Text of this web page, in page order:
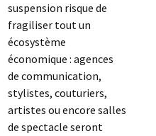
suspension risque de
fragiliser tout un
écosystème
économique : agences
de communication,
stylistes, couturiers,
artistes ou encore salles
de spectacle seront